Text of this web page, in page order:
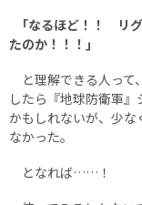
｢なるほど！！ リ
たのか！！！｣
と理解できる人っ
したら『地球防衛軍
かもしれないが、少な
なかった。
となれば……！